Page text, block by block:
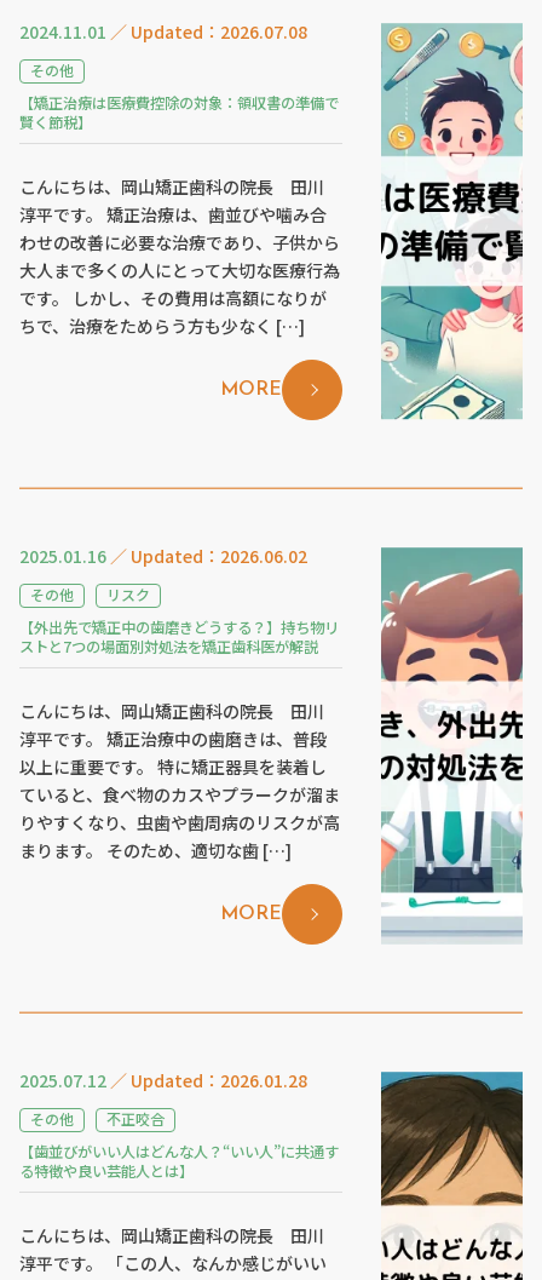
2024.11.01 ／ Updated：2026.07.08
その他
【矯正治療は医療費控除の対象：領収書の準備で
賢く節税】
こんにちは、岡山矯正歯科の院長 田川
淳平です。 矯正治療は、歯並びや噛み合
わせの改善に必要な治療であり、子供から
大人まで多くの人にとって大切な医療行為
です。 しかし、その費用は高額になりが
ちで、治療をためらう方も少なく […]
MORE
2025.01.16 ／ Updated：2026.06.02
その他 リスク
【外出先で矯正中の歯磨きどうする？】持ち物リ
ストと7つの場面別対処法を矯正歯科医が解説
こんにちは、岡山矯正歯科の院長 田川
淳平です。 矯正治療中の歯磨きは、普段
以上に重要です。 特に矯正器具を装着し
ていると、食べ物のカスやプラークが溜ま
りやすくなり、虫歯や歯周病のリスクが高
まります。 そのため、適切な歯 […]
MORE
2025.07.12 ／ Updated：2026.01.28
その他 不正咬合
【歯並びがいい人はどんな人？“いい人”に共通す
る特徴や良い芸能人とは】
こんにちは、岡山矯正歯科の院長 田川
淳平です。 「この人、なんか感じがいい